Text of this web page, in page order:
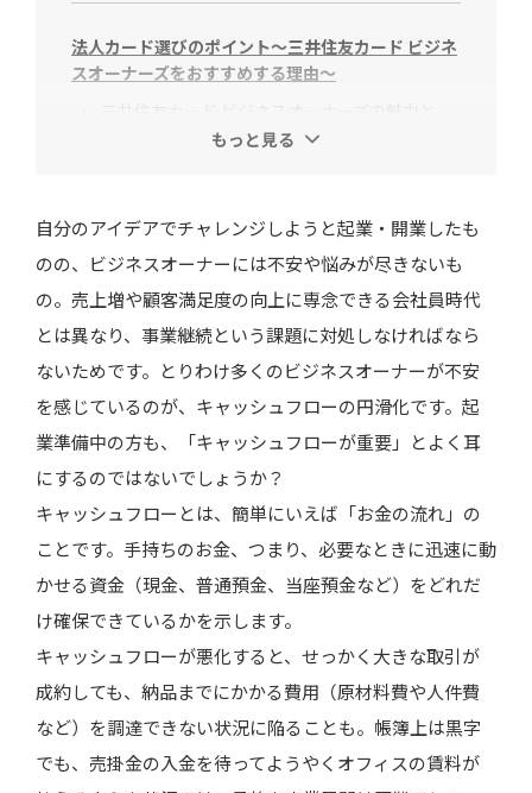
法人カード選びのポイント～三井住友カード ビジネ
スオーナーズをおすすめする理由～
法人カードのスペック比較
入会するならいま！新規入会＆ご利用キャンペーン
決算書不要。法人代表者から副業の方まで申し込み
可能
法人カードは「あると便利」から必須の時代へ
もっと見る
自分のアイデアでチャレンジしようと起業・開業したも
のの、ビジネスオーナーには不安や悩みが尽きないも
の。売上増や顧客満足度の向上に専念できる会社員時代
とは異なり、事業継続という課題に対処しなければなら
ないためです。とりわけ多くのビジネスオーナーが不安
を感じているのが、キャッシュフローの円滑化です。起
業準備中の方も、「キャッシュフローが重要」とよく耳
にするのではないでしょうか？
キャッシュフローとは、簡単にいえば「お金の流れ」の
ことです。手持ちのお金、つまり、必要なときに迅速に動
かせる資金（現金、普通預金、当座預金など）をどれだ
け確保できているかを示します。
キャッシュフローが悪化すると、せっかく大きな取引が
成約しても、納品までにかかる費用（原材料費や人件費
など）を調達できない状況に陥ることも。帳簿上は黒字
でも、売掛金の入金を待ってようやくオフィスの賃料が